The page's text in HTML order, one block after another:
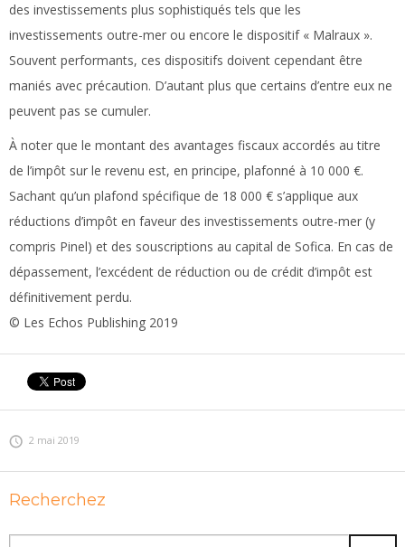
des investissements plus sophistiqués tels que les
investissements outre-mer ou encore le dispositif « Malraux ».
Souvent performants, ces dispositifs doivent cependant être
maniés avec précaution. D’autant plus que certains d’entre eux ne
peuvent pas se cumuler.
À noter que le montant des avantages fiscaux accordés au titre
de l’impôt sur le revenu est, en principe, plafonné à 10 000 €.
Sachant qu’un plafond spécifique de 18 000 € s’applique aux
réductions d’impôt en faveur des investissements outre-mer (y
compris Pinel) et des souscriptions au capital de Sofica. En cas de
dépassement, l’excédent de réduction ou de crédit d’impôt est
définitivement perdu.
© Les Echos Publishing 2019
2 mai 2019
Recherchez